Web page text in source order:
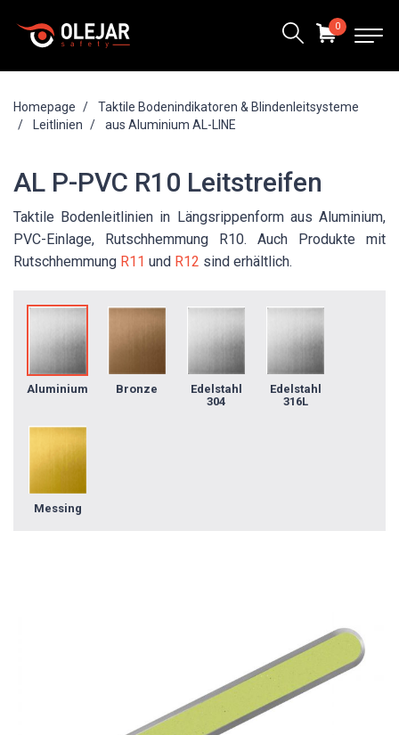
Homepage
Taktile Bodenindikatoren & Blindenleitsysteme
Leitlinien
aus Aluminium AL-LINE
AL P-PVC R10 Leitstreifen
Taktile Bodenleitlinien in Längsrippenform aus Aluminium,
PVC-Einlage, Rutschhemmung R10. Auch Produkte mit
Rutschhemmung R11 und R12 sind erhältlich.
Aluminium Bronze
Edelstahl
304
Edelstahl
316L
Messing
0